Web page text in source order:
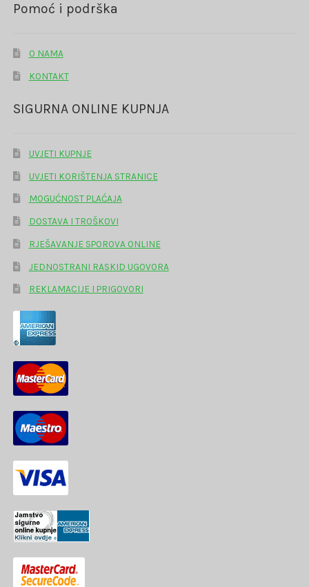
Pomoć i podrška
O NAMA
KONTAKT
SIGURNA ONLINE KUPNJA
UVJETI KUPNJE
UVJETI KORIŠTENJA STRANICE
MOGUĆNOST PLAĆAJA
DOSTAVA I TROŠKOVI
RJEŠAVANJE SPOROVA ONLINE
JEDNOSTRANI RASKID UGOVORA
REKLAMACIJE I PRIGOVORI